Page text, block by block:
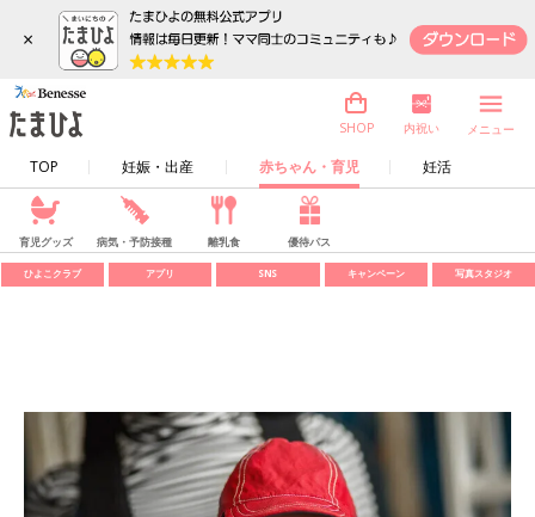
×
TOP 妊娠・出産 赤ちゃん・育児 妊活
SHOP 内祝い メニュー
育児グッズ 病気・予防接種 離乳食 優待パス
ひよこクラブ アプリ SNS キャンペーン 写真スタジオ